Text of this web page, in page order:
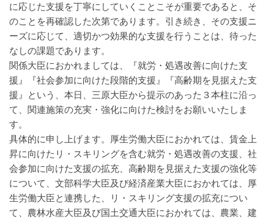
に応じた支援を丁寧にしていくことこそが重要であると、そ
のことを再確認した次第であります。引き続き、その支援ニ
ーズに応じて、適切かつ効果的な支援を行うことは、待った
なしの課題であります。
関係大臣におかれましては、『就労・処遇改善に向けた支
援』『社会参加に向けた段階的支援』『高齢期を見据えた支
援』という、本日、三原大臣から提示のあった３本柱に沿っ
て、関連施策の充実・強化に向けた検討をお願いいたしま
す。
具体的に申し上げます。厚生労働大臣におかれては、賃金上
昇に向けたリ・スキリングを含む就労・処遇改善の支援、社
会参加に向けた支援の拡充、高齢期を見据えた支援の強化等
について、文部科学大臣及び経済産業大臣におかれては、厚
生労働大臣と連携した、リ・スキリング支援の拡充につい
て、農林水産大臣及び国土交通大臣におかれては、農業、建